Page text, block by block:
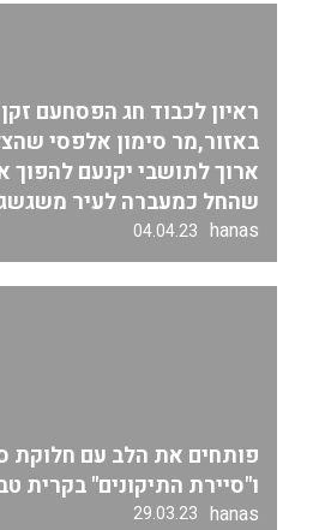
ראיון לכבוד חג הפסחעם
באזור,מר סימון אלפסי
ארוך לתושבי יקנעם להפוך
שהחל כמעברה לעיר
hanas
04.04.23
פותחים את הלב עם חלוקת
ו"סיירת התיקונים" בקרית
hanas
29.03.23